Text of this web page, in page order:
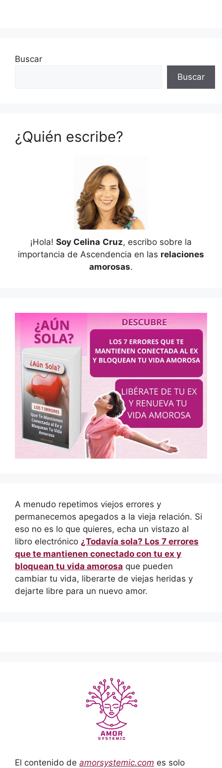
Buscar
Buscar
¿Quién escribe?
¡Hola! Soy Celina Cruz, escribo sobre la
importancia de Ascendencia en las relaciones
amorosas.
A menudo repetimos viejos errores y
permanecemos apegados a la vieja relación. Si
eso no es lo que quieres, echa un vistazo al
libro electrónico ¿Todavía sola? Los 7 errores
que te mantienen conectado con tu ex y
bloquean tu vida amorosa que pueden
cambiar tu vida, liberarte de viejas heridas y
dejarte libre para un nuevo amor.
El contenido de amorsystemic.com es solo